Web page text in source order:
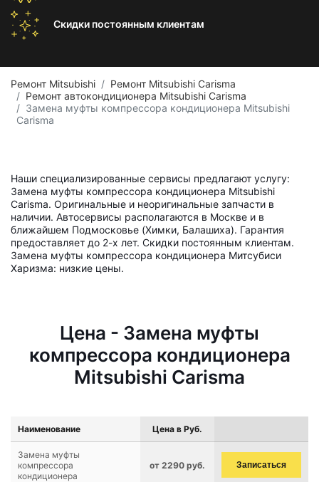
Скидки постоянным клиентам
Ремонт Mitsubishi
Ремонт Mitsubishi Carisma
Ремонт автокондиционера Mitsubishi Carisma
Замена муфты компрессора кондиционера Mitsubishi
Carisma
Наши специализированные сервисы предлагают услугу:
Замена муфты компрессора кондиционера Mitsubishi
Carisma. Оригинальные и неоригинальные запчасти в
наличии. Автосервисы располагаются в Москве и в
ближайшем Подмосковье (Химки, Балашиха). Гарантия
предоставляет до 2-х лет. Скидки постоянным клиентам.
Замена муфты компрессора кондиционера Митсубиси
Харизма: низкие цены.
Цена - Замена муфты
компрессора кондиционера
Mitsubishi Carisma
Наименование Цена в Руб.
Замена муфты
компрессора
кондиционера
от 2290 руб. Записаться